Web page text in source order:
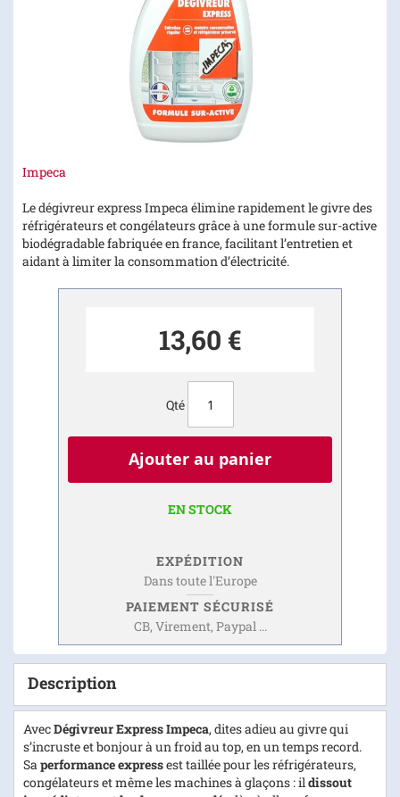
Impeca
Le dégivreur express Impeca élimine rapidement le givre des
réfrigérateurs et congélateurs grâce à une formule sur-active
biodégradable fabriquée en france, facilitant l’entretien et
aidant à limiter la consommation d’électricité.
13,60 €
Qté
Ajouter au panier
EN STOCK
EXPÉDITION
Dans toute l'Europe
PAIEMENT SÉCURISÉ
CB, Virement, Paypal ...
Skip
the
beginning
of
the
Description
AvecDégivreur Express Impeca, dites adieu au givre qui
s’incruste et bonjour à un froid au top, en un temps record.
Saperformance expressest taillée pour les réfrigérateurs,
congélateurs et même les machines à glaçons : ildissout